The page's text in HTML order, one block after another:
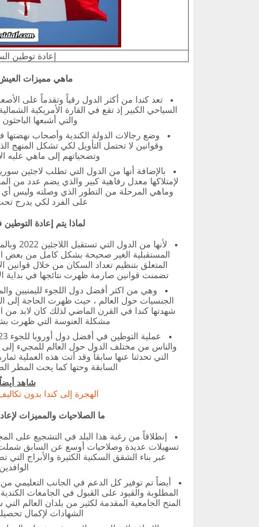
إعادة توطين
ماهي مميزات
تعد كندا من أكثر الدول رقياً وتقدماً على
السياحي الكبير إذ تقع في القارة الأمريكية
والتي أشبعها
وضع رجالات الدولة الكندية وأصحاب
وقوانين لا تحتمل التأويل لكي تشكل المنهج
وتضحياتهم إلى ماهي عليه
لإمتلاكها معدل رفاهية كبير والذي يضم عدد من
وماهي المرحلة من التطور الذي وصلته وليس أي
على الفرد لكي يدرج
لماذا يتم إعادة التوطين في
لأنها
المستقبلية الغير صحيحة بشكل كامل من بعض
المتعلق بتنظيم تعداد السكان من خلال قوانين
تضمنت قوانين صارمة ظهرت نتائجها في بداية
وهي من اكثر أفضل دول اللجوء لليمنيين
الجنسيات حول العالم ، حيث ظهرت الحاجة إلى
شهدتها كندا في القرن الماضي لذلك كان لابد من
مشكلة العنوسة التي ظهرت
والناس من مختلف الدول حول العالم للمجيء إلى
التي تحدثنا عنها سابقاً وقد أتت هذه العملية
السابقة وحتها كما يحت المطر
شاهد
‏الهجرة إلى كندا بدون
ما الصلاحيات والمميزات
إنطلاقاً من رغبة هذا البلد في التشجيع على
تسهيلات عديدة وصلاحيات أوسع عن السابق شملت
عبر بناء الشقق السكنية الكثيرة والأبراج التي
أيضاً تم توفير كل الدعم في الجانب التعليمي
المطلوبة والقيود على القبول في الجامعات
المنح الجامعية المقدمة لكثير من بلدان
الشهادات لإكمال